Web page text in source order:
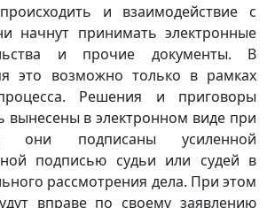
и взаимодействие с
начнут принимать электронные
и прочие документы. В
это возможно только в рамках
Решения и приговоры
вынесены в электронном виде при
они подписаны усиленной
подписью судьи или судей в
рассмотрения дела. При этом
вправе по своему заявлению